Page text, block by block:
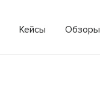
Кейсы Обзоры